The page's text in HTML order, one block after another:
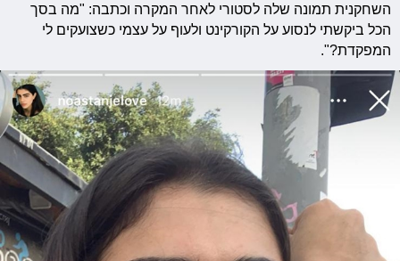
השחקנית תמונה שלה לסטורי לאחר המקרה וכתבה: "מה בסך
הכל ביקשתי לנסוע על הקורקינט ולעוף על עצמי כשצועקים לי
המפקדת?".